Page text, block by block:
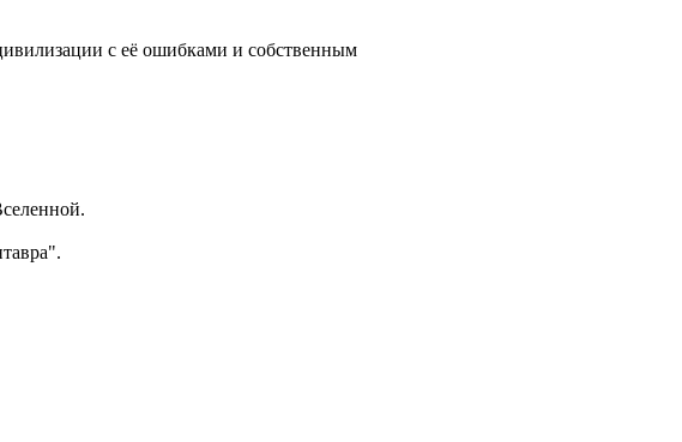
с её ошибками и собственным